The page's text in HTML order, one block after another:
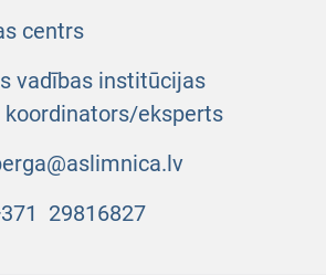
centrs
vadības institūcijas
koordinators/eksperts
29816827